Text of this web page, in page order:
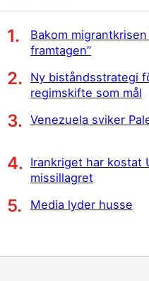
Bakom
framtagen”
Ny biståndsstrategi
regimskifte som mål
Venezuela sviker
Irankriget har kostat
missillagret
Media lyder husse